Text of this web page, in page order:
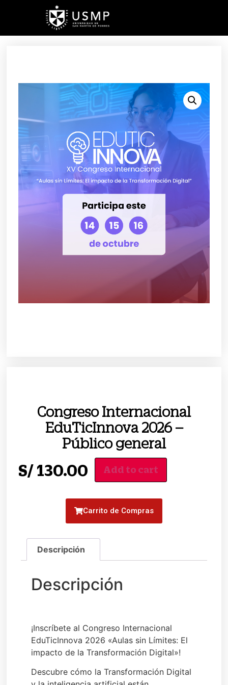
Congreso Internacional
EduTicInnova 2026 –
Público general
S/ 130.00 Add to cart
Carrito de Compras
¡Inscríbete al Congreso Internacional
EduTicInnova 2026 «Aulas sin Límites: El
impacto de la Transformación Digital»!
Descubre cómo la Transformación Digital